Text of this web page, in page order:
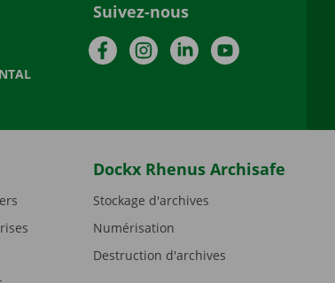
Suivez-nous
FacebookInstagramLinkedInYouTube
Dockx Rhenus Archisafe
Stockage d'archives
Numérisation
Destruction d'archives